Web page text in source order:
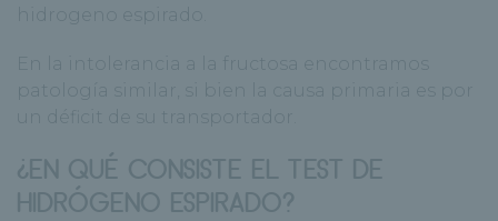
hidrogeno espirado.
En la intolerancia a la fructosa encontramos
patología similar, si bien la causa primaria es por
un déficit de su transportador.
¿EN QUÉ CONSISTE EL TEST DE
HIDRÓGENO ESPIRADO?